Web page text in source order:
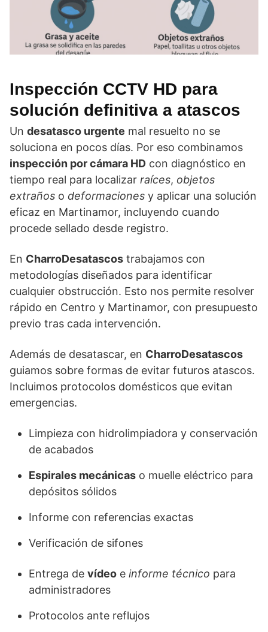
Inspección CCTV HD para
solución definitiva a atascos
Un desatasco urgente mal resuelto no se
soluciona en pocos días. Por eso combinamos
inspección por cámara HD con diagnóstico en
tiempo real para localizar raíces, objetos
extraños o deformaciones y aplicar una solución
eficaz en Martinamor, incluyendo cuando
procede sellado desde registro.
En CharroDesatascos trabajamos con
metodologías diseñados para identificar
cualquier obstrucción. Esto nos permite resolver
rápido en Centro y Martinamor, con presupuesto
previo tras cada intervención.
Además de desatascar, en CharroDesatascos
guiamos sobre formas de evitar futuros atascos.
Incluimos protocolos domésticos que evitan
emergencias.
Limpieza con hidrolimpiadora y conservación
de acabados
Espirales mecánicas o muelle eléctrico para
depósitos sólidos
Informe con referencias exactas
Verificación de sifones
Entrega de vídeo e informe técnico para
administradores
Protocolos ante reflujos